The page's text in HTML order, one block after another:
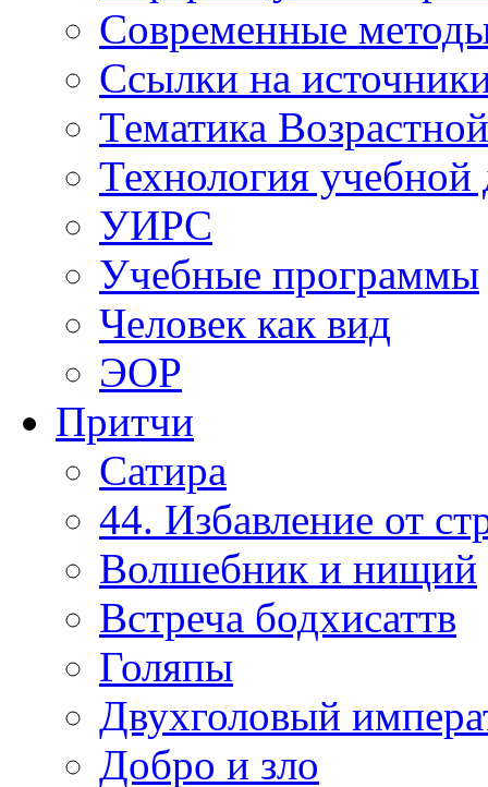
Современные
Ссылки на
Тематика
Технология учебной
УИРС
Учебные программы
Человек как вид
ЭОР
Притчи
Сатира
44. Избавление от
Волшебник и нищий
Встреча бодхисаттв
Голяпы
Двухголовый
Добро и зло